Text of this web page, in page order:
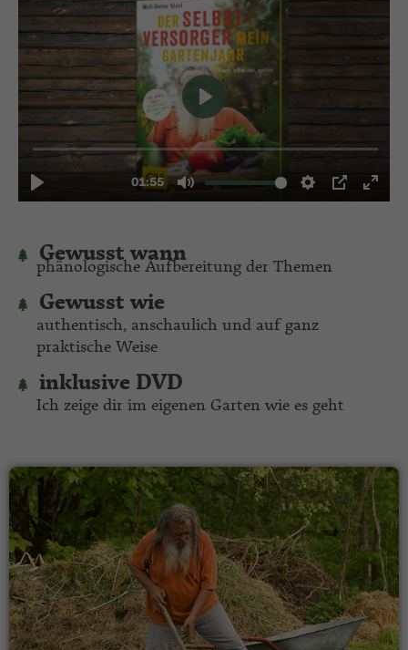
Gewusst wann
phänologische Aufbereitung der Themen
Gewusst wie
authentisch, anschaulich und auf ganz
praktische Weise
inklusive DVD
Ich zeige dir im eigenen Garten wie es geht